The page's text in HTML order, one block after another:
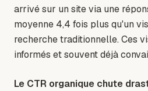
arrivé sur un site via une
moyenne 4,4 fois plus qu'un
recherche traditionnelle. Ces
informés et souvent déjà
Le CTR organique chute